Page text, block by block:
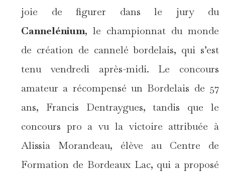
joie de figurer dans le jury du
Cannelénium, le championnat du monde
de création de cannelé bordelais, qui s’est
tenu vendredi après-midi. Le concours
amateur a récompensé un Bordelais de 57
ans, Francis Dentraygues, tandis que le
concours pro a vu la victoire attribuée à
Alissia Morandeau, élève au Centre de
Formation de Bordeaux Lac, qui a proposé